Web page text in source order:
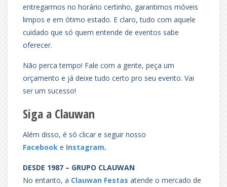
entregarmos no horário certinho, garantimos móveis
limpos e em ótimo estado. E claro, tudo com aquele
cuidado que só quem entende de eventos sabe
oferecer.
Não perca tempo! Fale com a gente, peça um
orçamento e já deixe tudo certo pro seu evento. Vai
ser um sucesso!
Siga a Clauwan
Além disso, é só clicar e seguir nosso
Facebook e Instagram.
DESDE 1987 – GRUPO CLAUWAN
No entanto, a Clauwan Festas atende o mercado de